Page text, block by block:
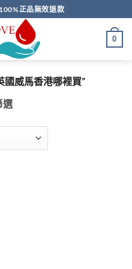
正品無效退款
0
國威馬香港哪裡買”
選